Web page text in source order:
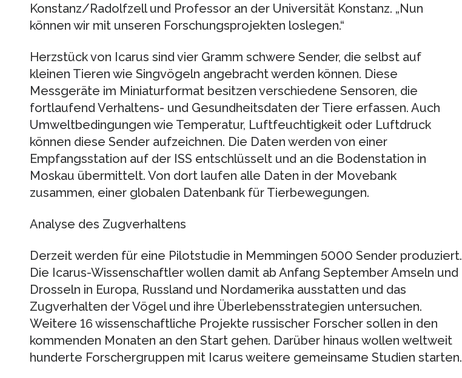
Konstanz/Radolfzell und Professor an der Universität Konstanz. „Nun
können wir mit unseren Forschungsprojekten loslegen.“
Herzstück von Icarus sind vier Gramm schwere Sender, die selbst auf
kleinen Tieren wie Singvögeln angebracht werden können. Diese
Messgeräte im Miniaturformat besitzen verschiedene Sensoren, die
fortlaufend Verhaltens- und Gesundheitsdaten der Tiere erfassen. Auch
Umweltbedingungen wie Temperatur, Luftfeuchtigkeit oder Luftdruck
können diese Sender aufzeichnen. Die Daten werden von einer
Empfangsstation auf der ISS entschlüsselt und an die Bodenstation in
Moskau übermittelt. Von dort laufen alle Daten in der Movebank
zusammen, einer globalen Datenbank für Tierbewegungen.
Analyse des Zugverhaltens
Derzeit werden für eine Pilotstudie in Memmingen 5000 Sender produziert.
Die Icarus-Wissenschaftler wollen damit ab Anfang September Amseln und
Drosseln in Europa, Russland und Nordamerika ausstatten und das
Zugverhalten der Vögel und ihre Überlebensstrategien untersuchen.
Weitere 16 wissenschaftliche Projekte russischer Forscher sollen in den
kommenden Monaten an den Start gehen. Darüber hinaus wollen weltweit
hunderte Forschergruppen mit Icarus weitere gemeinsame Studien starten.